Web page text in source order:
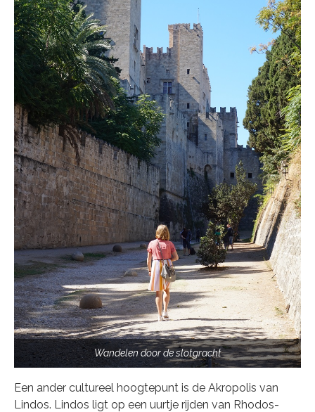
Wandelen door de slotgracht
Een ander cultureel hoogtepunt is de Akropolis van
Lindos. Lindos ligt op een uurtje rijden van Rhodos-